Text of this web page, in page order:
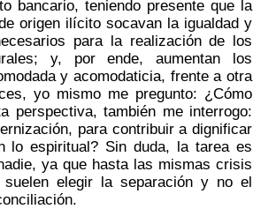
bancario, teniendo presente que la
origen ilícito socavan la igualdad y
para la realización de los
y, por ende, aumentan los
y acomodaticia, frente a otra
yo mismo me pregunto: ¿Cómo
perspectiva, también me interrogo:
para contribuir a dignificar
lo espiritual? Sin duda, la tarea es
ya que hasta las mismas crisis
elegir la separación y no el